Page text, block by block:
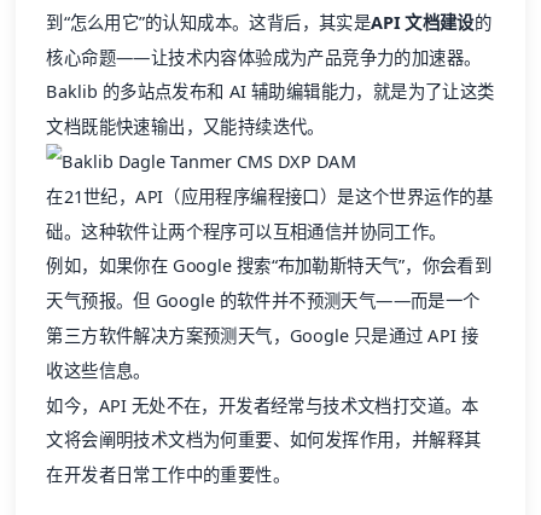
到“怎么用它”的认知成本。这背后，其实是API 文档建设的
核心命题——让技术内容体验成为产品竞争力的加速器。
Baklib 的多站点发布和 AI 辅助编辑能力，就是为了让这类
文档既能快速输出，又能持续迭代。
在21世纪，API（应用程序编程接口）是这个世界运作的基
础。这种软件让两个程序可以互相通信并协同工作。
例如，如果你在 Google 搜索“布加勒斯特天气”，你会看到
天气预报。但 Google 的软件并不预测天气——而是一个
第三方软件解决方案预测天气，Google 只是通过 API 接
收这些信息。
如今，API 无处不在，开发者经常与技术文档打交道。本
文将会阐明技术文档为何重要、如何发挥作用，并解释其
在开发者日常工作中的重要性。